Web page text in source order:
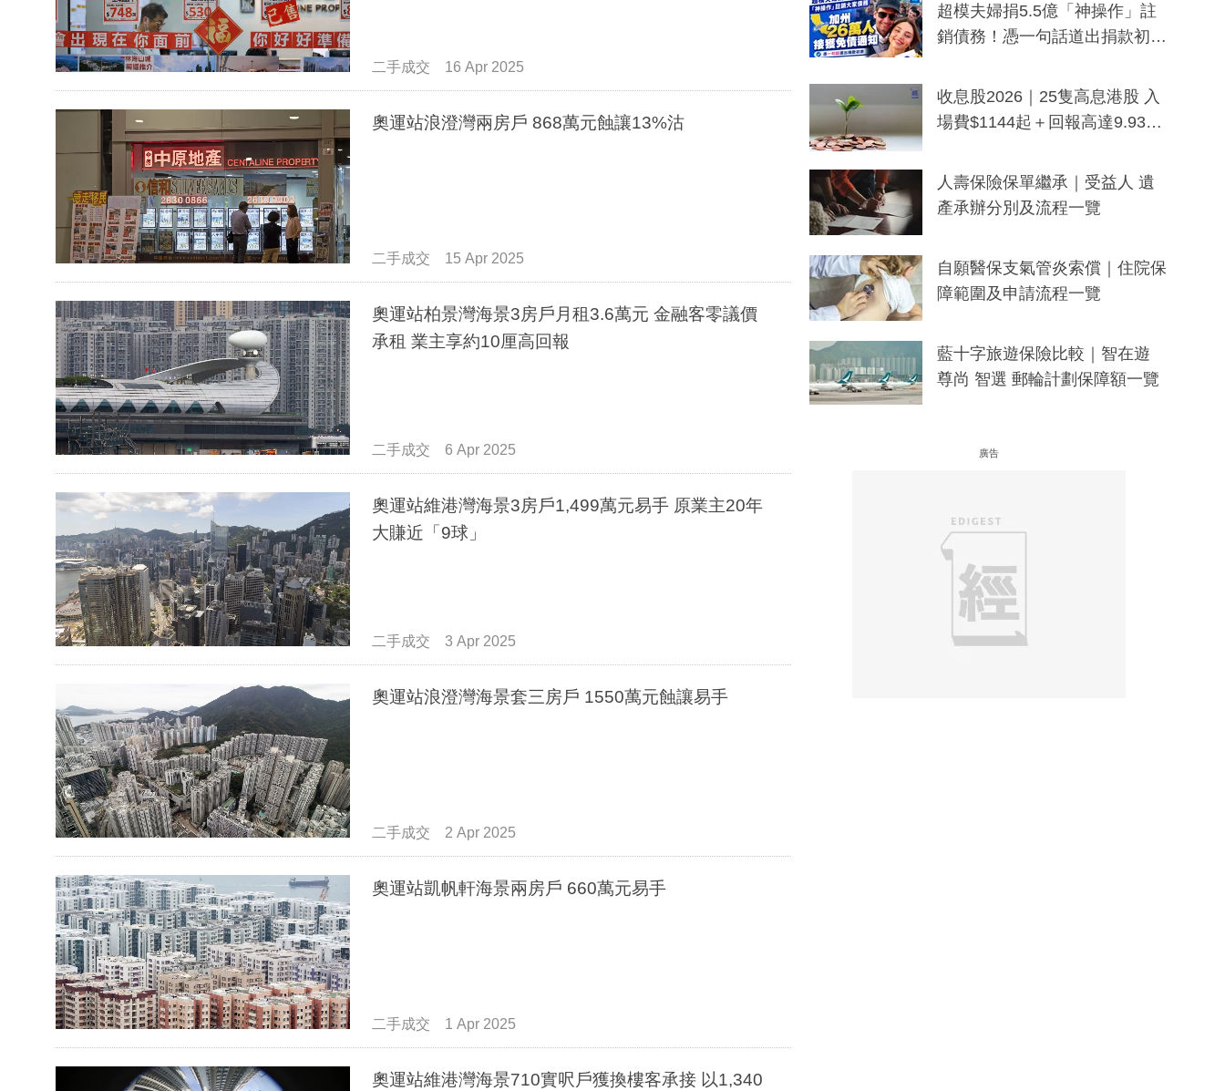
二手成交 16 Apr 2025
奧運站浪澄灣兩房戶 868萬元蝕讓13%沽
二手成交 15 Apr 2025
奧運站柏景灣海景3房戶月租3.6萬元 金融客零議價
承租 業主享約10厘高回報
二手成交 6 Apr 2025
奧運站維港灣海景3房戶1,499萬元易手 原業主20年
大賺近「9球」
二手成交 3 Apr 2025
奧運站浪澄灣海景套三房戶 1550萬元蝕讓易手
二手成交 2 Apr 2025
奧運站凱帆軒海景兩房戶 660萬元易手
二手成交 1 Apr 2025
奧運站維港灣海景710實呎戶獲換樓客承接 以1,340
超模夫婦捐5.5億「神操作」註
銷債務！憑一句話道出捐款初
一度被誤當詐騙手段
收息股2026｜25隻高息港股 入
場費$1144起＋回報高達9.93
人壽保險保單繼承｜受益人 遺
產承辦分別及流程一覽
自願醫保支氣管炎索償｜住院保
障範圍及申請流程一覽
藍十字旅遊保險比較｜智在遊
尊尚 智選 郵輪計劃保障額一覽
廣告